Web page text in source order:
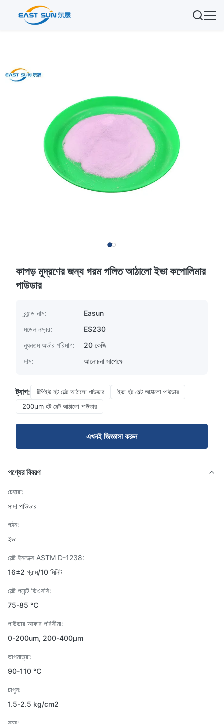
কাপড় মুদ্রণের জন্য গরম গলিত আঠালো ইভা কপোলিমার
পাউডার
ব্র্যান্ড নাম:
Easun
মডেল নম্বর:
ES230
ন্যূনতম অর্ডার পরিমাণ:
20 কেজি
দাম:
আলোচনা সাপেক্ষে
ট্যাগ: টিপিইউ হট মেল্ট আঠালো পাউডার
ইভা হট মেল্ট আঠালো পাউডার
200μm হট মেল্ট আঠালো পাউডার
এখনই জিজ্ঞাসা করুন
পণ্যের বিবরণ
চেহারা:
সাদা পাউডার
গঠন:
ইভা
মেল্ট ইনডেক্স ASTM D-1238:
16±2 গ্রাম/10 মিনিট
মেল্ট পয়েন্ট ডিএসসি:
75-85 ℃
পাউডার আকার পরিসীমা:
0-200um, 200-400μm
তাপমাত্রা:
90-110 ℃
চাপুন:
1.5-2.5 kg/cm2